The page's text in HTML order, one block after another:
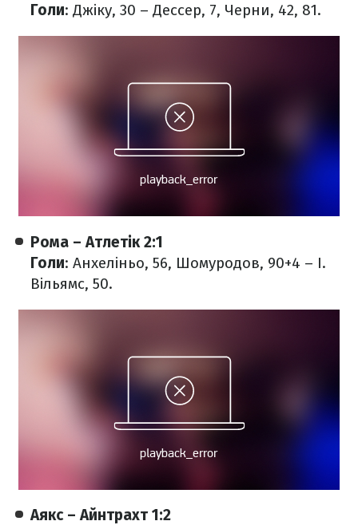
Голи: Джіку, 30 – Дессер, 7, Черни, 42, 81.
Рома – Атлетік 2:1
Голи: Анхеліньо, 56, Шомуродов, 90+4 – І.
Вільямс, 50.
Аякс – Айнтрахт 1:2